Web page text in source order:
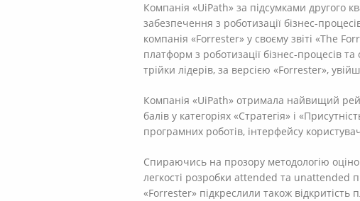
Компанія «UiPath» за підсумками другого
забезпечення з роботизації бізнес-
компанія «Forrester» у своєму звіті «The
платформ з роботизації бізнес-процесів
трійки лідерів, за версією «Forrester»,
Компанія «UiPath» отримала найвищий
балів у категоріях «Стратегія» і
програмних роботів, інтерфейсу
Спираючись на прозору методологію
легкості розробки attended та unattended
«Forrester» підкреслили також відкритість